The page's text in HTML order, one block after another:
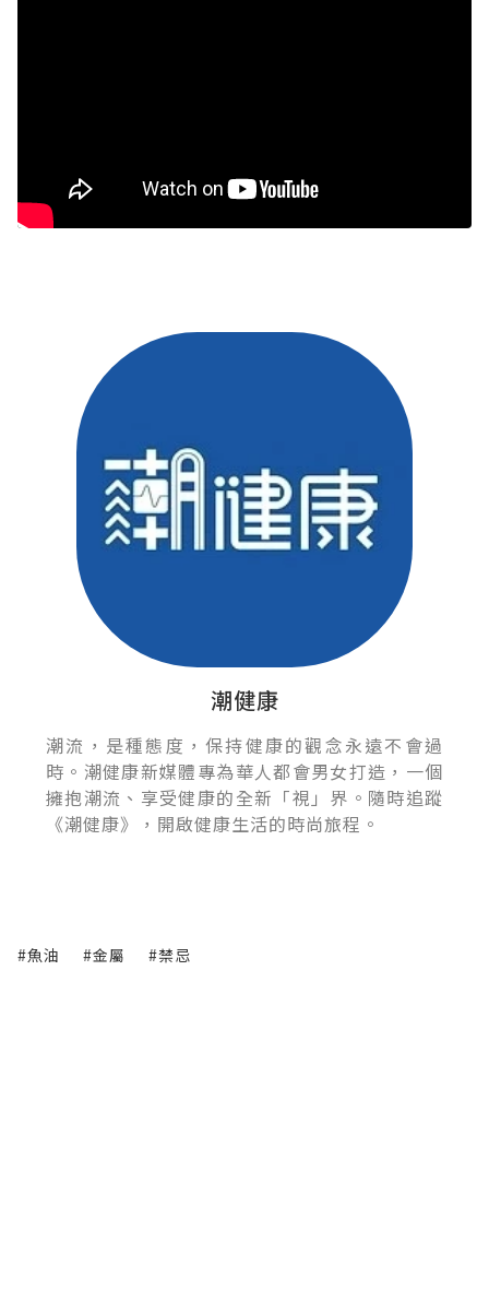
潮健康
潮流，是種態度，保持健康的觀念永遠不會過
時。潮健康新媒體專為華人都會男女打造，一個
擁抱潮流、享受健康的全新「視」界。隨時追蹤
《潮健康》，開啟健康生活的時尚旅程。
#魚油 #金屬 #禁忌